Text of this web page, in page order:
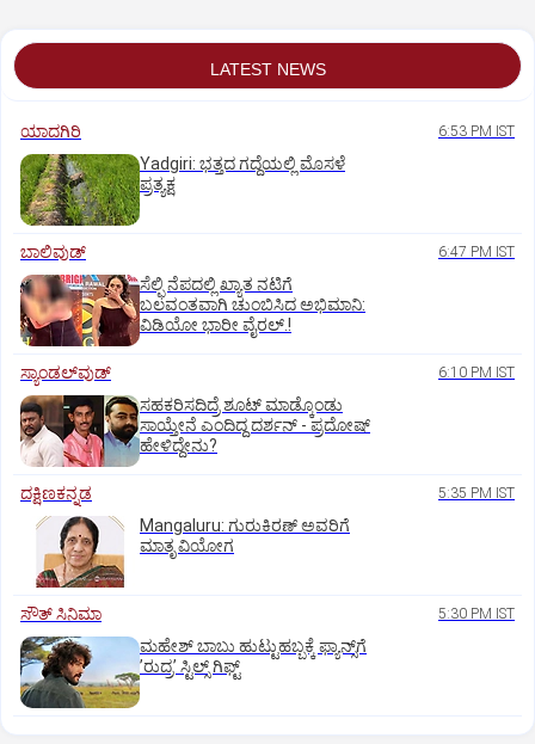
LATEST NEWS
ಯಾದಗಿರಿ 6:53 PM IST
Yadgiri: ಭತ್ತದ ಗದ್ದೆಯಲ್ಲಿ ಮೊಸಳೆ
ಪ್ರತ್ಯಕ್ಷ
ಬಾಲಿವುಡ್‌ 6:47 PM IST
ಸೆಲ್ಫಿ ನೆಪದಲ್ಲಿ ಖ್ಯಾತ ನಟಿಗೆ
ಬಲವಂತವಾಗಿ ಚುಂಬಿಸಿದ ಅಭಿಮಾನಿ:
ವಿಡಿಯೋ ಭಾರೀ ವೈರಲ್.!
ಸ್ಯಾಂಡಲ್‌ವುಡ್‌ 6:10 PM IST
ಸಹಕರಿಸದಿದ್ರೆ ಶೂಟ್‌ ಮಾಡ್ಕೊಂಡು
ಸಾಯ್ತೇನೆ ಎಂದಿದ್ದ ದರ್ಶನ್‌ - ಪ್ರದೋಷ್‌
ಹೇಳಿದ್ದೇನು?
ದಕ್ಷಿಣಕನ್ನಡ 5:35 PM IST
Mangaluru: ಗುರುಕಿರಣ್ ಅವರಿಗೆ
ಮಾತೃ ವಿಯೋಗ
ಸೌತ್‌ ಸಿನಿಮಾ 5:30 PM IST
ಮಹೇಶ್‌ ಬಾಬು ಹುಟ್ಟುಹಬ್ಬಕ್ಕೆ ಫ್ಯಾನ್ಸ್‌ಗೆ
ʼರುದ್ರʼ ಸ್ಟಿಲ್ಸ್‌ ಗಿಫ್ಟ್